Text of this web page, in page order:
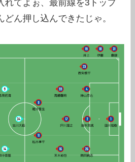
れてよぉ、最前線を3トップ
ん押し込んできたじゃ。